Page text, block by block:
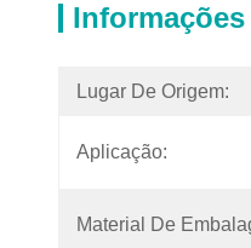
Lugar De Origem:
Aplicação:
Material De